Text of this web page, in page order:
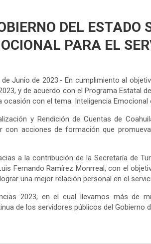
DEL ESTADO
PARA EL
Junio de 2023.- En cumplimiento al
y de acuerdo con el Programa Estatal
con el tema: Inteligencia Emocional
y Rendición de Cuentas de
con acciones de formación que
a la contribución de la Secretaría de
Fernando Ramírez Monrreal, con el
una mejor relación personal en el
2023, en el cual llevamos más de
de los servidores públicos del Gobierno